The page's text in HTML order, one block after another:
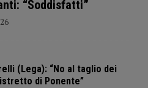
“Soddisfatti”
(Lega): “No al taglio dei
di Ponente”